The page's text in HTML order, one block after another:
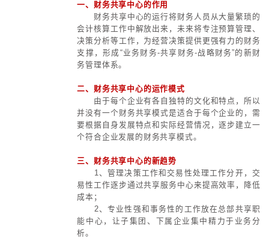
1、规模经济原则
2、主业突出与多元有限原则
3、产业结构、产品结构优化原则
4、分散风险原则
5、可持续发展原则
三、集团投资的类型
1、战略性投资（改变命运与发
大并购，投资，上市，发债，证券化
2、策略型投资
般并购，投资，联盟，商业模式优
融，融资租赁，应用研发；
3、管理型投资（改变运营能力
息化，技改，装备优化，资产盘活，